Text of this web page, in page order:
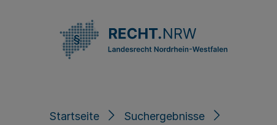
Startseite Suchergebnisse